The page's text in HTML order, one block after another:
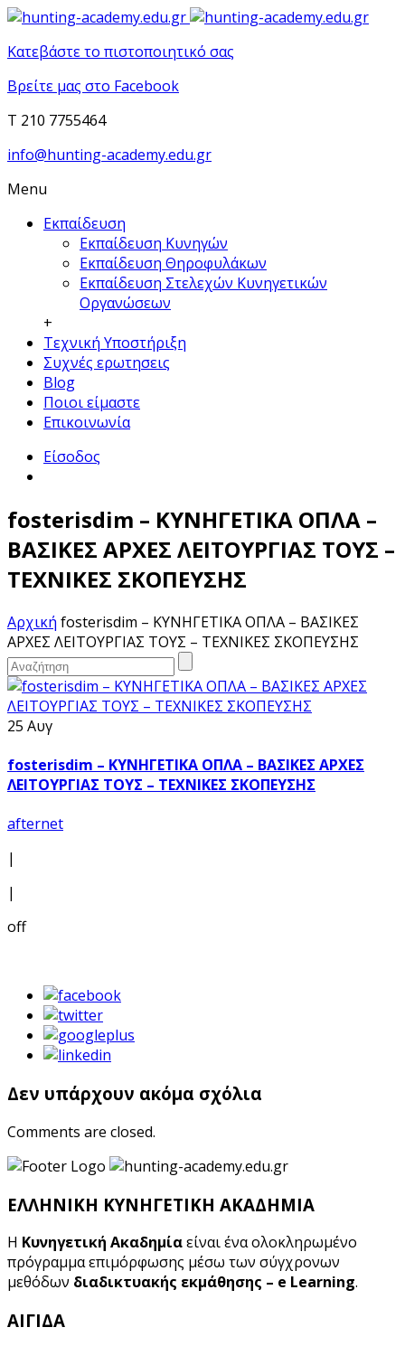
Κατεβάστε το πιστοποιητικό σας
Βρείτε μας στο Facebook
T 210 7755464
info@hunting-academy.edu.gr
Menu
Εκπαίδευση
Εκπαίδευση Κυνηγών
Εκπαίδευση Θηροφυλάκων
Εκπαίδευση Στελεχών Κυνηγετικών
Οργανώσεων
+
Τεχνική Υποστήριξη
Συχνές ερωτησεις
Blog
Ποιοι είμαστε
Επικοινωνία
Είσοδος
fosterisdim – ΚΥΝΗΓΕΤΙΚΑ ΟΠΛΑ –
ΒΑΣΙΚΕΣ ΑΡΧΕΣ ΛΕΙΤΟΥΡΓΙΑΣ ΤΟΥΣ –
ΤΕΧΝΙΚΕΣ ΣΚΟΠΕΥΣΗΣ
Αρχική fosterisdim – ΚΥΝΗΓΕΤΙΚΑ ΟΠΛΑ – ΒΑΣΙΚΕΣ
ΑΡΧΕΣ ΛΕΙΤΟΥΡΓΙΑΣ ΤΟΥΣ – ΤΕΧΝΙΚΕΣ ΣΚΟΠΕΥΣΗΣ
25 Αυγ
fosterisdim – ΚΥΝΗΓΕΤΙΚΑ ΟΠΛΑ – ΒΑΣΙΚΕΣ ΑΡΧΕΣ
ΛΕΙΤΟΥΡΓΙΑΣ ΤΟΥΣ – ΤΕΧΝΙΚΕΣ ΣΚΟΠΕΥΣΗΣ
afternet
|
|
off
Δεν υπάρχουν ακόμα σχόλια
Comments are closed.
ΕΛΛΗΝΙΚΗ ΚΥΝΗΓΕΤΙΚΗ ΑΚΑΔΗΜΙΑ
Η Κυνηγετική Ακαδημίαείναι ένα ολοκληρωμένο
πρόγραμμα επιμόρφωσης μέσω των σύγχρονων
μεθόδων διαδικτυακής εκμάθησης – e Learning.
ΑΙΓΙΔΑ